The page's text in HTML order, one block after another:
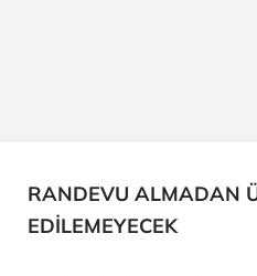
RANDEVU ALMADAN
EDİLEMEYECEK